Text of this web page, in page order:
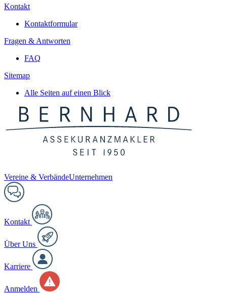
Kontakt
Kontaktformular
Fragen & Antworten
FAQ
Sitemap
Alle Seiten auf einen Blick
Vereine & VerbändeUnternehmen
Kontakt
Über Uns
Karriere
Anmelden